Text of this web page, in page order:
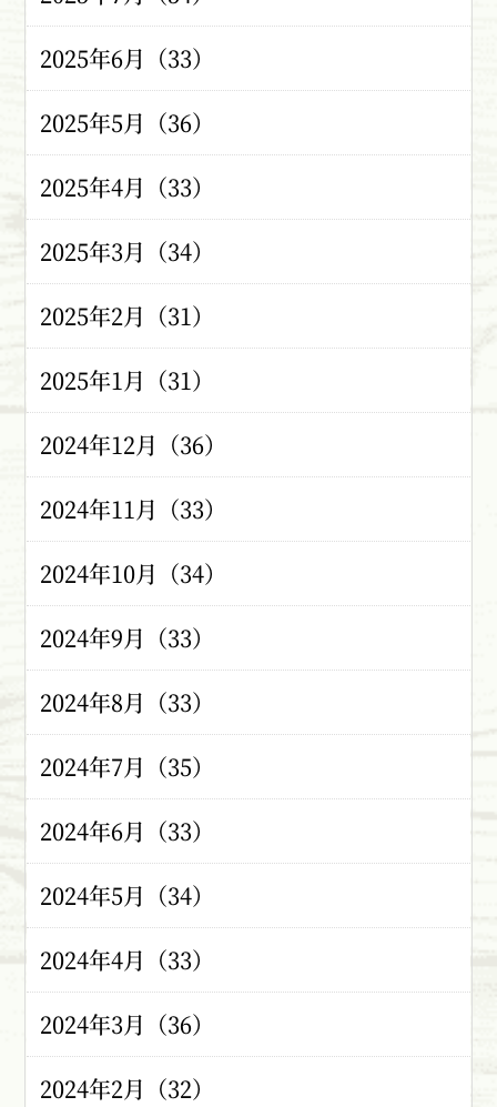
2025年6月（33）
2025年5月（36）
2025年4月（33）
2025年3月（34）
2025年2月（31）
2025年1月（31）
2024年12月（36）
2024年11月（33）
2024年10月（34）
2024年9月（33）
2024年8月（33）
2024年7月（35）
2024年6月（33）
2024年5月（34）
2024年4月（33）
2024年3月（36）
2024年2月（32）